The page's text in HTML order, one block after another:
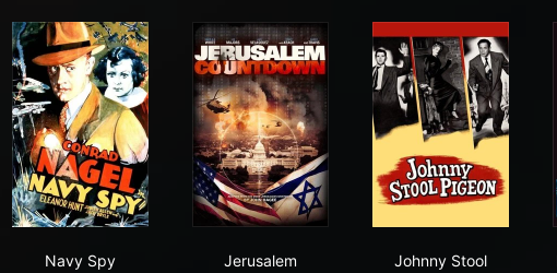
Navy Spy
Jerusalem
Johnny Stool